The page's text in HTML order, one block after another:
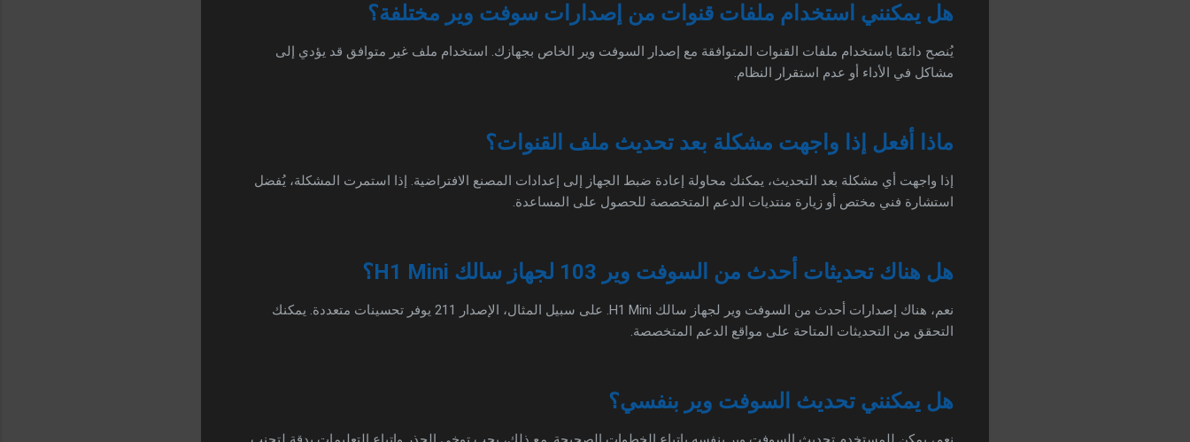
هل يمكنني استخدام ملفات قنوات من إصدارات سوفت وير مختلفة؟
يُنصح دائمًا باستخدام ملفات القنوات المتوافقة مع إصدار السوفت وير الخاص بجهازك. استخدام ملف غير متوافق قد يؤدي إلى
مشاكل في الأداء أو عدم استقرار النظام.
ماذا أفعل إذا واجهت مشكلة بعد تحديث ملف القنوات؟
إذا واجهت أي مشكلة بعد التحديث، يمكنك محاولة إعادة ضبط الجهاز إلى إعدادات المصنع الافتراضية. إذا استمرت المشكلة، يُفضل
استشارة فني مختص أو زيارة منتديات الدعم المتخصصة للحصول على المساعدة.
هل هناك تحديثات أحدث من السوفت وير 103 لجهاز سالك H1 Mini؟
نعم، هناك إصدارات أحدث من السوفت وير لجهاز سالك H1 Mini. على سبيل المثال، الإصدار 211 يوفر تحسينات متعددة. يمكنك
التحقق من التحديثات المتاحة على مواقع الدعم المتخصصة.
هل يمكنني تحديث السوفت وير بنفسي؟